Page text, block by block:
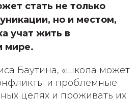
стать не только
но и местом,
учат жить в
мире.
Баутина, «школа может
и проблемные
целях и проживать их